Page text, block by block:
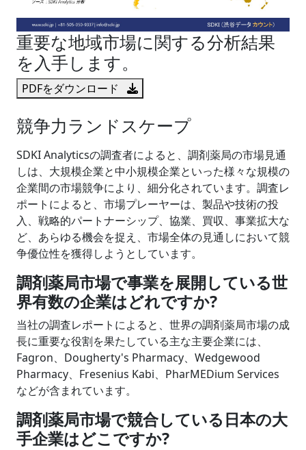
重要な地域市場に関する分析結果
を入手します。
PDFをダウンロード
競争力ランドスケープ
SDKI Analyticsの調査者によると、調剤薬局の市場見通
しは、大規模企業と中小規模企業といった様々な規模の
企業間の市場競争により、細分化されています。調査レ
ポートによると、市場プレーヤーは、製品や技術の投
入、戦略的パートナーシップ、協業、買収、事業拡大な
ど、あらゆる機会を捉え、市場全体の見通しにおいて競
争優位性を獲得しようとしています。
調剤薬局市場で事業を展開している世
界有数の企業はどれですか?
当社の調査レポートによると、世界の調剤薬局市場の成
長に重要な役割を果たしている主な主要企業には、
Fagron、Dougherty's Pharmacy、Wedgewood
Pharmacy、Fresenius Kabi、PharMEDium Services
などが含まれています。
調剤薬局市場で競合している日本の大
手企業はどこですか?